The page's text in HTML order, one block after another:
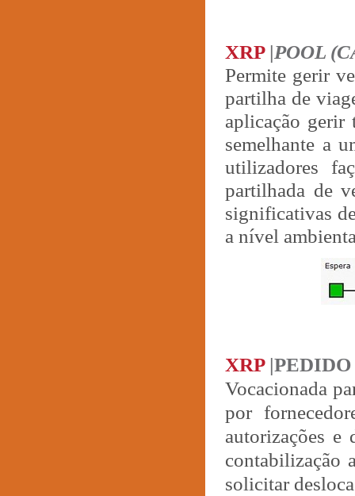
XRP|POOL
Permite gerir
partilha de
aplicação gerir
semelhante a
utilizadores
partilhada de
significativas
a nível
XRP
Vocacionada
por
autorizações e
contabilização
solicitar